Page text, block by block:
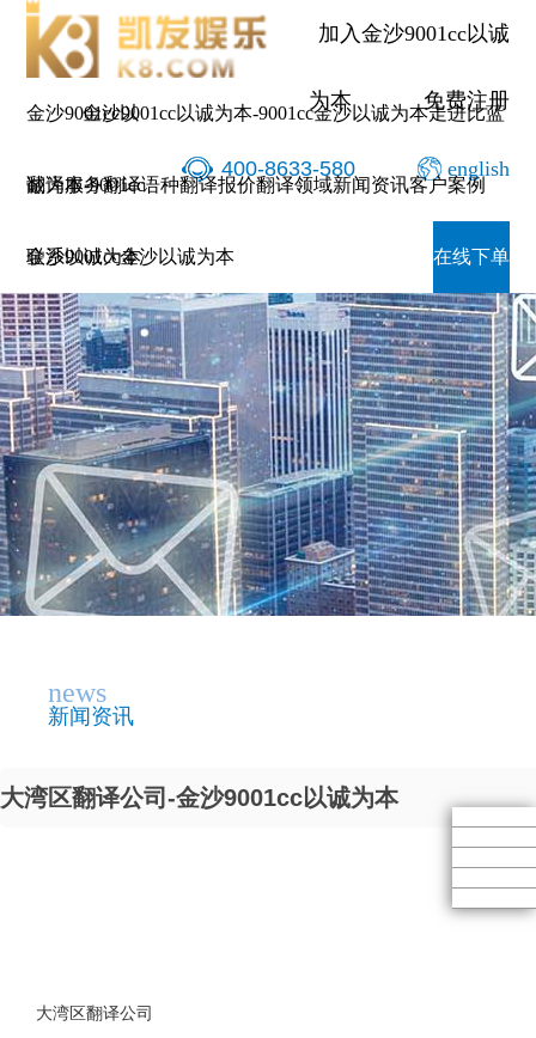
加入金沙9001cc以诚
为本 免费注册
400-8633-580 english
金沙9001cc以
诚为本-9001cc
金沙以诚为本
金沙9001cc以诚为本-9001cc金沙以诚为本走进比蓝
翻译服务翻译语种翻译报价翻译领域新闻资讯客户案例
联系9001cc金沙以诚为本 在线下单
news
新闻资讯
大湾区翻译公司-金沙9001cc以诚为本
大湾区翻译公司